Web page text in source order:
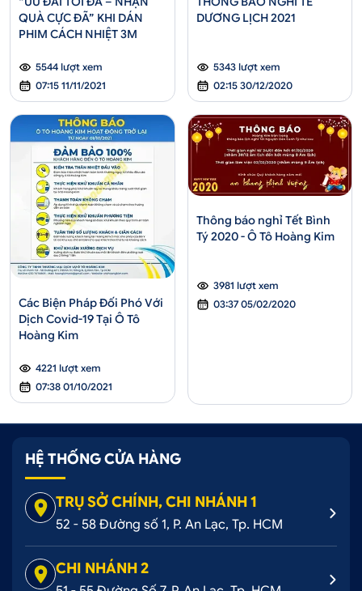
QUÀ CỰC ĐÃ” KHI DÁN
PHIM CÁCH NHIỆT 3M
5544 lượt xem
07:15 11/11/2021
DƯƠNG LỊCH 2021
5343 lượt xem
02:15 30/12/2020
Các Biện Pháp Đối Phó Với
Dịch Covid-19 Tại Ô Tô
Hoàng Kim
4221 lượt xem
07:38 01/10/2021
Thông báo nghỉ Tết Bình
Tý 2020 - Ô Tô Hoàng Kim
3981 lượt xem
03:37 05/02/2020
HỆ THỐNG CỬA HÀNG
TRỤ SỞ CHÍNH, CHI NHÁNH 1
52 - 58 Đường số 1, P. An Lạc, Tp. HCM
CHI NHÁNH 2